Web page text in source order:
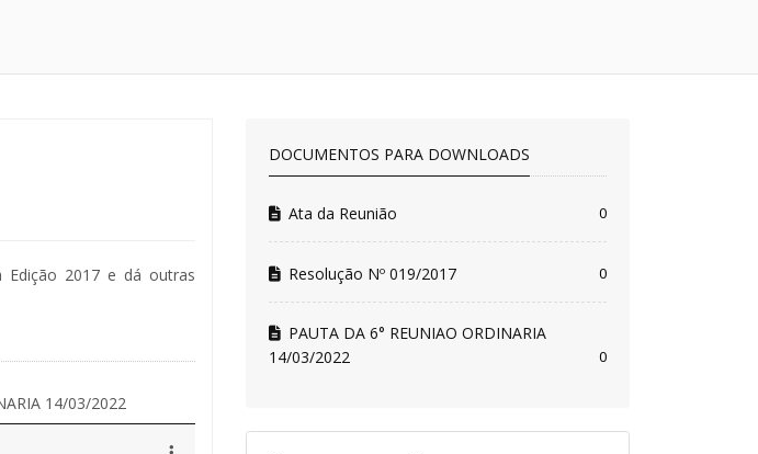
Edição 2017 e dá outras
14/03/2022
DOCUMENTOS PARA DOWNLOADS
Ata da Reunião 0
Resolução Nº 019/2017 0
PAUTA DA 6° REUNIAO ORDINARIA
14/03/2022
0